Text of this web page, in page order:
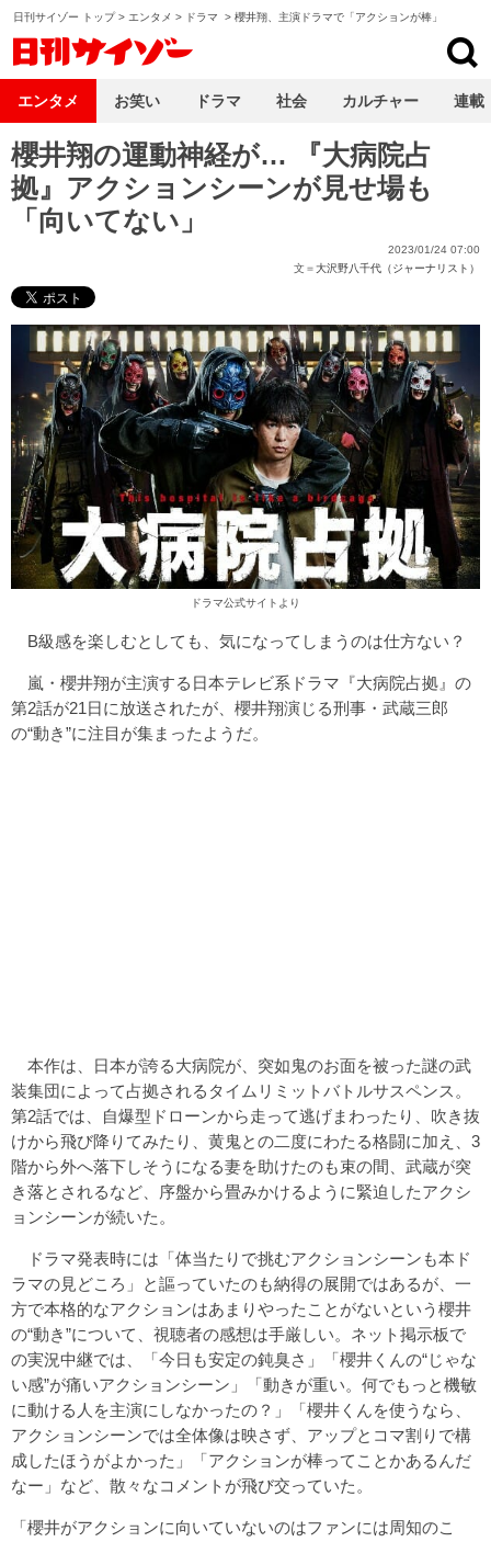
日刊サイゾー トップ> エンタメ > ドラマ > 櫻井翔、主演ドラマで「アクションが棒」
櫻井翔の運動神経が… 『大病院占
拠』アクションシーンが見せ場も
「向いてない」
2023/01/24 07:00
文＝大沢野八千代（ジャーナリスト）
ドラマ公式サイトより
B級感を楽しむとしても、気になってしまうのは仕方ない？
嵐・櫻井翔が主演する日本テレビ系ドラマ『大病院占拠』の
第2話が21日に放送されたが、櫻井翔演じる刑事・武蔵三郎
の“動き”に注目が集まったようだ。
本作は、日本が誇る大病院が、突如鬼のお面を被った謎の武
装集団によって占拠されるタイムリミットバトルサスペンス。
第2話では、自爆型ドローンから走って逃げまわったり、吹き抜
けから飛び降りてみたり、黄鬼との二度にわたる格闘に加え、3
階から外へ落下しそうになる妻を助けたのも束の間、武蔵が突
き落とされるなど、序盤から畳みかけるように緊迫したアクシ
ョンシーンが続いた。
ドラマ発表時には「体当たりで挑むアクションシーンも本ド
ラマの見どころ」と謳っていたのも納得の展開ではあるが、一
方で本格的なアクションはあまりやったことがないという櫻井
の“動き”について、視聴者の感想は手厳しい。ネット掲示板で
の実況中継では、「今日も安定の鈍臭さ」「櫻井くんの“じゃな
い感”が痛いアクションシーン」「動きが重い。何でもっと機敏
に動ける人を主演にしなかったの？」「櫻井くんを使うなら、
アクションシーンでは全体像は映さず、アップとコマ割りで構
成したほうがよかった」「アクションが棒ってことかあるんだ
なー」など、散々なコメントが飛び交っていた。
「櫻井がアクションに向いていないのはファンには周知のこ
エンタメ お笑い ドラマ 社会 カルチャー 連載